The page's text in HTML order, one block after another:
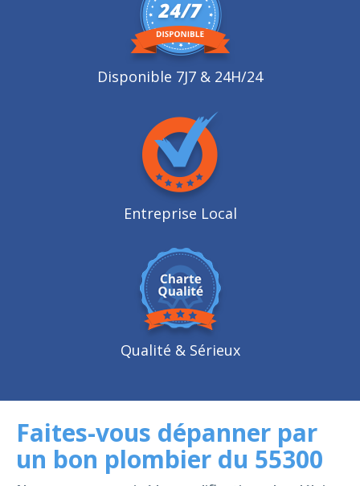
Disponible 7J7 & 24H/24
Entreprise Local
Qualité & Sérieux
Faites-vous dépanner par
un bon plombier du 55300